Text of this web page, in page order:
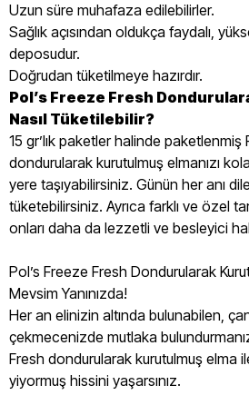
Uzun süre muhafaza edilebilirler.
Sağlık açısından oldukça faydalı,
deposudur.
Doğrudan tüketilmeye hazırdır.
Pol’s Freeze Fresh
Nasıl Tüketilebilir?
15 gr’lık paketler halinde paketlenmiş
dondurularak kurutulmuş elmanızı
yere taşıyabilirsiniz. Günün her anı
tüketebilirsiniz. Ayrıca farklı ve özel
onları daha da lezzetli ve besleyici
Pol’s Freeze Fresh Dondurularak
Mevsim Yanınızda!
Her an elinizin altında bulunabilen,
çekmecenizde mutlaka
Fresh dondurularak kurutulmuş elma
yiyormuş hissini yaşarsınız.